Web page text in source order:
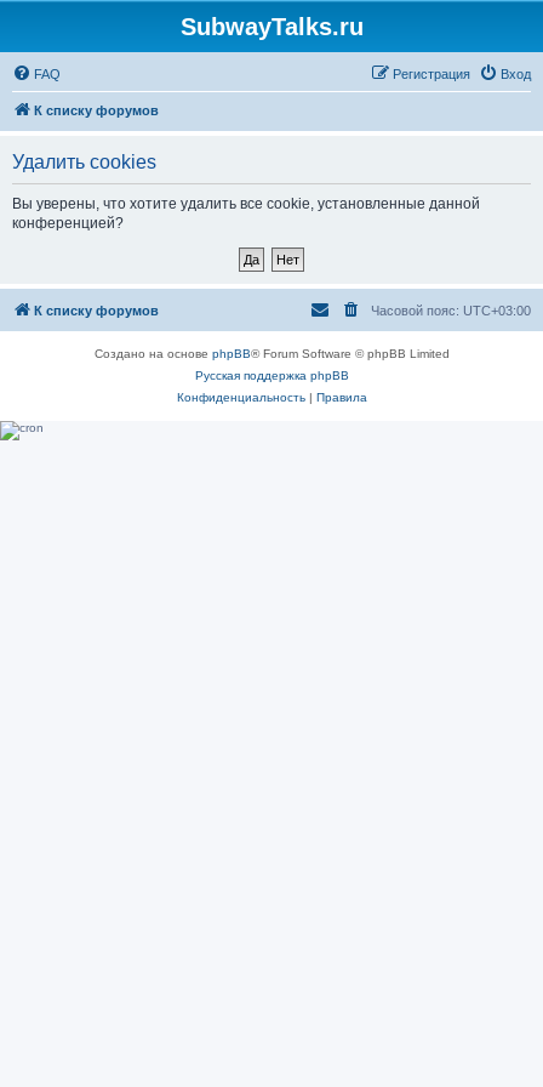
SubwayTalks.ru
FAQ Вход
Регистрация
К списку форумов
Удалить cookies
Вы уверены, что хотите удалить все cookie, установленные данной
конференцией?
К списку форумов Часовой пояс: UTC+03:00
Создано на основе phpBB® Forum Software © phpBB Limited
Русская поддержка phpBB
Конфиденциальность| Правила